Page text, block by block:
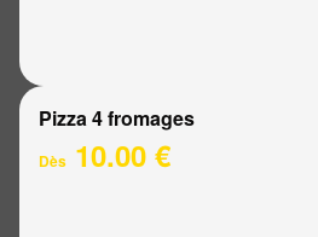
Pizza 4 fromages
Dès 10.00 €